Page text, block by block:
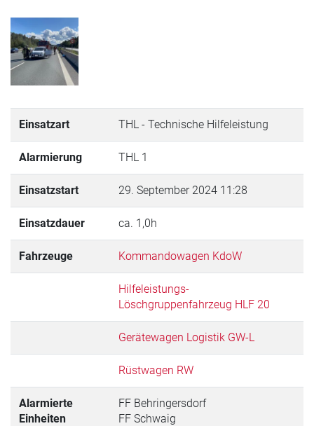
Einsatzart THL - Technische Hilfeleistung
Alarmierung THL 1
Einsatzstart 29. September 2024 11:28
Einsatzdauer ca. 1,0h
Fahrzeuge Kommandowagen KdoW
Hilfeleistungs-
Löschgruppenfahrzeug HLF 20
Gerätewagen Logistik GW-L
Rüstwagen RW
Alarmierte
Einheiten
FF Behringersdorf
FF Schwaig